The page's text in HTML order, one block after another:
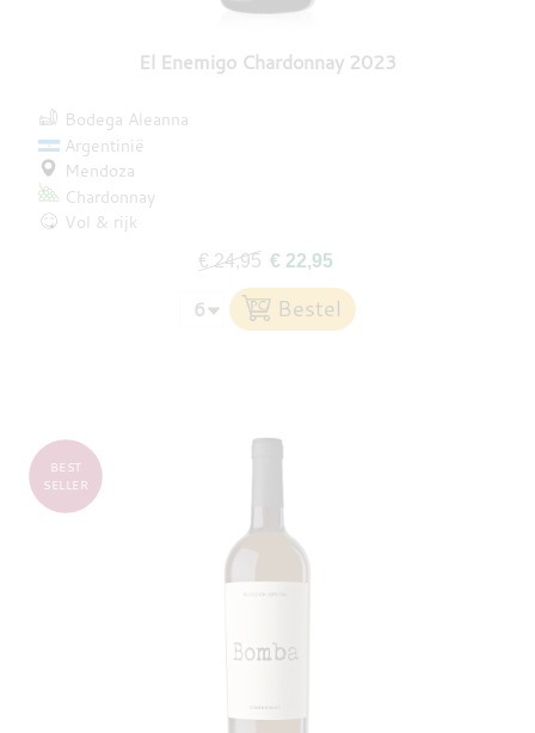
El Enemigo Chardonnay 2023
Bodega Aleanna
Argentinië
Mendoza
Chardonnay
Vol & rijk
€ 24,95 € 22,95
BEST
SELLER